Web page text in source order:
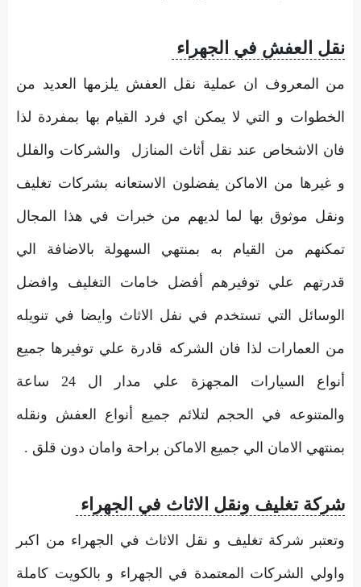
نقل العفش في الجهراء
من المعروف ان عملية نقل العفش يلزمها العديد من
الخطوات و التي لا يمكن اي فرد القيام بها بمفردة لذا
فان الاشخاص عند نقل أثاث المنازل والشركات والفلل
و غيرها من الاماكن يفضلون الاستعانه بشركات تغليف
ونقل موثوق بها لما لديهم من خبرات في هذا المجال
تمكنهم من القيام به بمنتهي السهولة بالاضافة الي
قدرتهم علي توفيرهم أفضل خامات التغليف وافضل
الوسائل التي تستخدم في نفل الاثاث وايضا في تنويله
من العمارات لذا فان الشركه قادرة علي توفيرها جميع
أنواع السيارات المجهزة علي مدار ال 24 ساعة
والمتنوعه في الحجم لتلائم جميع أنواع العفش ونقله
بمنتهي الامان الي جميع الاماكن براحة وامان دون قلق .
شركة تغليف ونقل الاثاث في الجهراء
وتعتبر شركة تغليف و نقل الاثاث في الجهراء من اكبر
واولي الشركات المعتمدة في الجهراء و بالكويت كاملة